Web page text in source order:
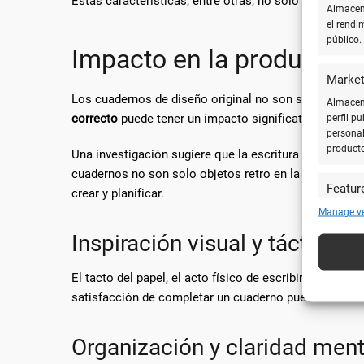
el
público.
perfil
Cotejar
Manage
Impacto en la
Los cuadernos de diseño original no son solo
correcto puede tener un impacto significativo en
Una investigación sugiere que la escritura y el
cuadernos no son solo objetos retro en la era
crear y planificar.
Inspiración visual y táctil
El tacto del papel, el acto físico de escribir o
satisfacción de completar un cuaderno puede ser
Organización y claridad